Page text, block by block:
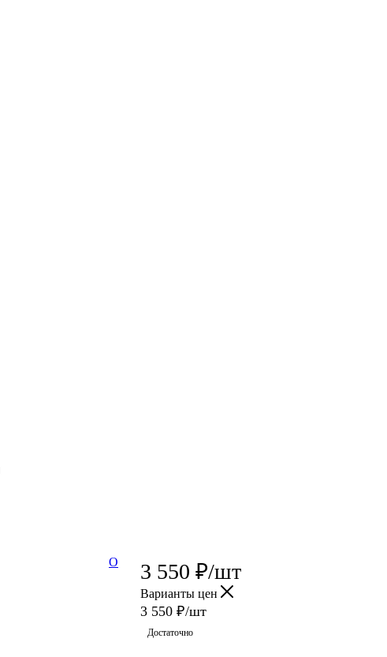
3 550 ₽/шт
Варианты цен
3 550 ₽/шт
Достаточно
О